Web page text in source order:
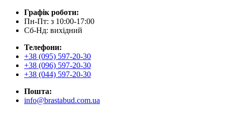
Графік роботи:
Пн-Пт: з 10:00-17:00
Сб-Нд: вихідний
Телефони:
+38 (095) 597-20-30
+38 (096) 597-20-30
+38 (044) 597-20-30
Пошта:
info@brastabud.com.ua